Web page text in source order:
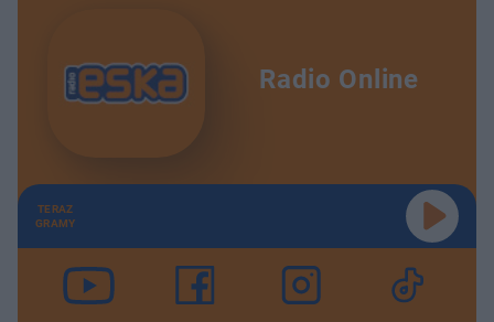
Radio Online
TERAZ
GRAMY